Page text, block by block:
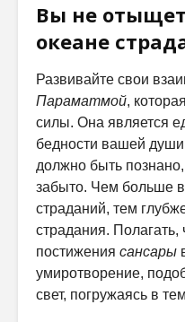
Вы не
океане
Развивайте свои
Параматмой,
силы. Она является
бедности вашей
должно быть
забыто. Чем больше
страданий, тем
страдания.
постижения сансары
умиротворение,
свет, погружаясь в